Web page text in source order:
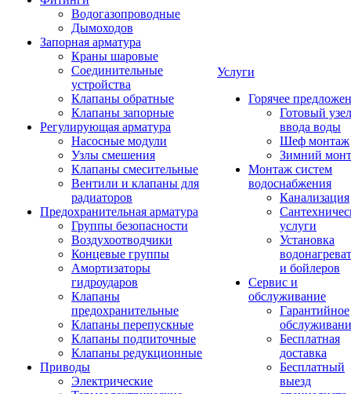
Водогазопроводные
Дымоходов
Запорная арматура
Краны шаровые
Соединительные
устройства
Клапаны обратные
Клапаны запорные
Регулирующая арматура
Насосные модули
Узлы смешения
Клапаны смесительные
Вентили и клапаны для
радиаторов
Предохранительная арматура
Группы безопасности
Воздухоотводчики
Концевые группы
Амортизаторы
гидроударов
Клапаны
предохранительные
Клапаны перепускные
Клапаны подпиточные
Клапаны редукционные
Приводы
Электрические
Услуги
Горячее
Готовый узел
ввода воды
Шеф монтаж
Зимний
Монтаж систем
водоснабжения
Канализация
услуги
Установка
и бойлеров
Сервис и
обслуживание
Гарантийное
Бесплатная
доставка
Бесплатный
выезд